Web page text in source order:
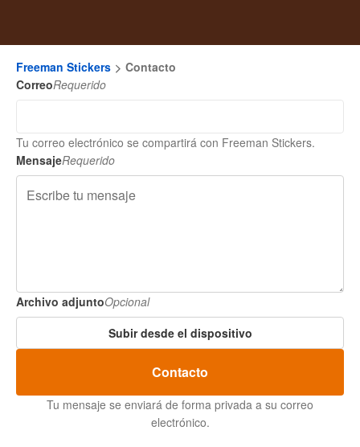
Freeman Stickers
Contacto
CorreoRequerido
Tu correo electrónico se compartirá con Freeman Stickers.
MensajeRequerido
Archivo adjuntoOpcional
Subir desde el dispositivo
Contacto
Tu mensaje se enviará de forma privada a su correo
electrónico.